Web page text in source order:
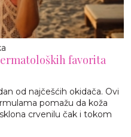
favorita
od najčešćih okidača. Ovi
pomažu da koža
crvenilu čak i tokom